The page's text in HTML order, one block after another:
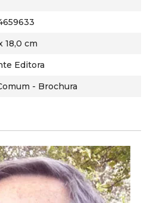
18,0 cm
Editora
- Brochura